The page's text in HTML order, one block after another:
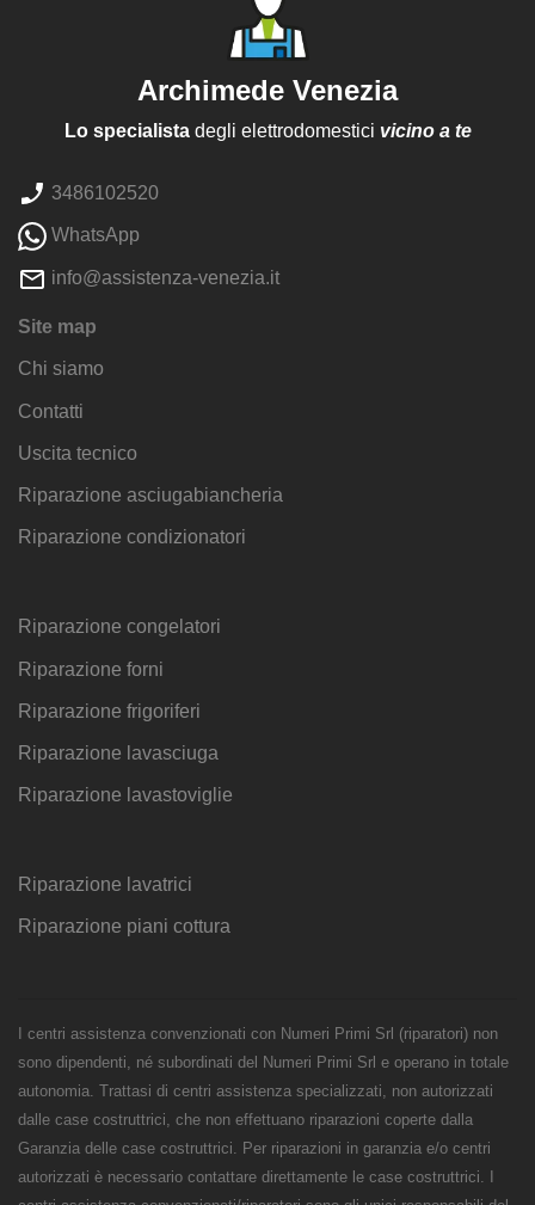
Archimede Venezia
Lo specialistadegli elettrodomestici vicino a te
3486102520
WhatsApp
info@assistenza-venezia.it
Site map
Chi siamo
Contatti
Uscita tecnico
Riparazione asciugabiancheria
Riparazione condizionatori
Riparazione congelatori
Riparazione forni
Riparazione frigoriferi
Riparazione lavasciuga
Riparazione lavastoviglie
Riparazione lavatrici
Riparazione piani cottura
I centri assistenza convenzionati con Numeri Primi Srl (riparatori) non
sono dipendenti, né subordinati del Numeri Primi Srl e operano in totale
autonomia. Trattasi di centri assistenza specializzati, non autorizzati
dalle case costruttrici, che non effettuano riparazioni coperte dalla
Garanzia delle case costruttrici. Per riparazioni in garanzia e/o centri
autorizzati è necessario contattare direttamente le case costruttrici. I